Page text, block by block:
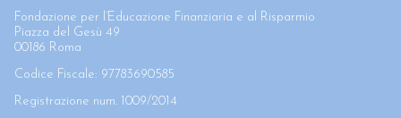
Fondazione per l’Educazione Finanziaria e al Risparmio
Piazza del Gesù 49
00186 Roma
Codice Fiscale: 97783690585
Registrazione num. 1009/2014